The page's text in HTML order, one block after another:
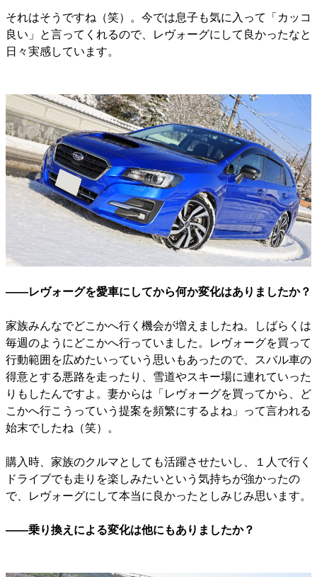
それはそうですね（笑）。今では息子も気に入って「カッコ
良い」と言ってくれるので、レヴォーグにして良かったなと
日々実感しています。
――レヴォーグを愛車にしてから何か変化はありましたか？
家族みんなでどこかへ行く機会が増えましたね。しばらくは
毎週のようにどこかへ行っていました。レヴォーグを買って
行動範囲を広めたいっていう思いもあったので、スバル車の
得意とする悪路を走ったり、雪道やスキー場に連れていった
りもしたんですよ。妻からは「レヴォーグを買ってから、ど
こかへ行こうっていう提案を頻繁にするよね」って言われる
始末でしたね（笑）。
購入時、家族のクルマとしても活躍させたいし、１人で行く
ドライブでも走りを楽しみたいという気持ちが強かったの
で、レヴォーグにして本当に良かったとしみじみ思います。
――乗り換えによる変化は他にもありましたか？